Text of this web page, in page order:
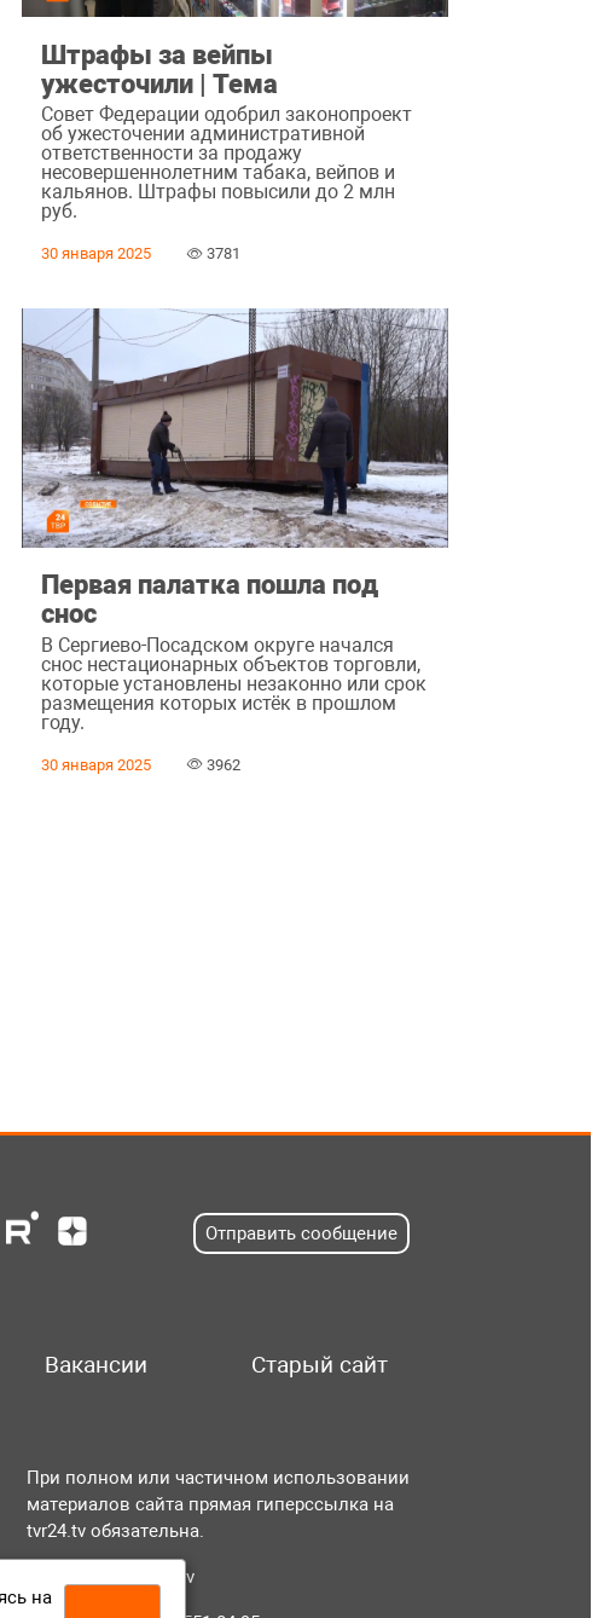
Штрафы за вейпы
ужесточили | Тема
Совет Федерации одобрил законопроект
об ужесточении административной
ответственности за продажу
несовершеннолетним табака, вейпов и
кальянов. Штрафы повысили до 2 млн
руб.
30 января 2025 3781
Первая палатка пошла под
снос
В Сергиево-Посадском округе начался
снос нестационарных объектов торговли,
которые установлены незаконно или срок
размещения которых истёк в прошлом
году.
30 января 2025 3962
Отправить сообщение
Вакансии Старый сайт
При полном или частичном использовании
материалов сайта прямая гиперссылка на
tvr24.tv обязательна.
info@tvr24.tv
на